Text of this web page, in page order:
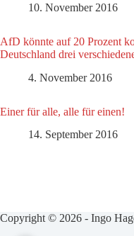
10. November 2016
AfD könnte auf 20 Prozent
Deutschland drei
4. November 2016
Einer für alle, alle für einen!
14. September 2016
Copyright © 2026 - Ingo